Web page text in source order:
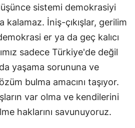
sistemi demokrasiyi
kalamaz. İniş-çıkışlar, gerilim
er ya da geç kalıcı
sadece Türkiye'de değil
yaşama sorununa ve
bulma amacını taşıyor.
var olma ve kendilerini
haklarını savunuyoruz.